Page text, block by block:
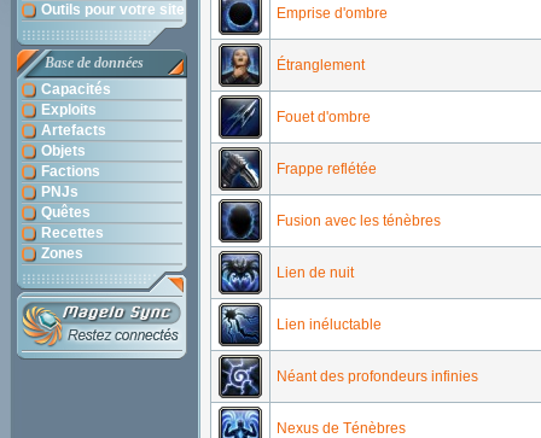
Outils pour votre site
Base de données
Capacités
Exploits
Artefacts
Objets
Factions
PNJs
Quêtes
Recettes
Zones
Emprise d'ombre
Étranglement
Fouet d'ombre
Frappe reflétée
Fusion avec les ténèbres
Lien de nuit
Lien inéluctable
Néant des profondeurs infinies
Nexus de Ténèbres